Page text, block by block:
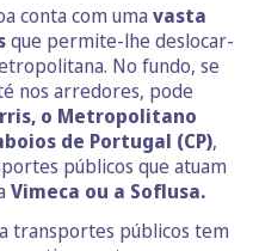
conta com uma vasta
que permite-lhe deslocar-
No fundo, se
nos arredores, pode
o Metropolitano
de Portugal (CP),
públicos que atuam
Vimeca ou a Soflusa.
transportes públicos tem